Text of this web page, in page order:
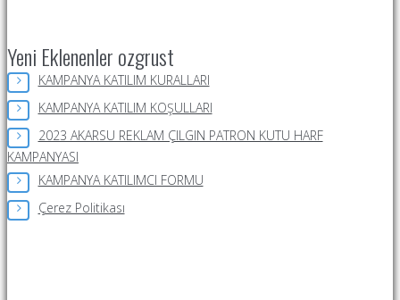
Yeni Eklenenler ozgrust
KAMPANYA KATILIM KURALLARI
KAMPANYA KATILIM KOŞULLARI
2023 AKARSU REKLAM ÇILGIN PATRON KUTU HARF
KAMPANYASI
KAMPANYA KATILIMCI FORMU
Çerez Politikası